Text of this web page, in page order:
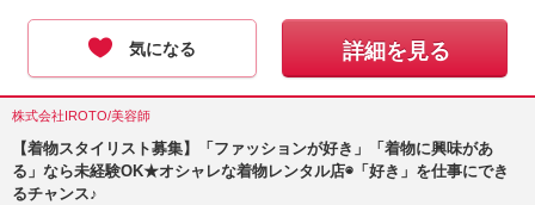
気になる 詳細を見る
株式会社IROTO/美容師
【着物スタイリスト募集】「ファッションが好き」「着物に興味があ
る」なら未経験OK★オシャレな着物レンタル店◉「好き」を仕事にでき
るチャンス♪